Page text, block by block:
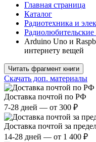
Главная страница
Каталог
Радиотехника и
Радиолюбительские
Arduino Uno и
интернету вещей
Читать фрагмент книги
Скачать доп. материалы
Доставка почтой по РФ
7-28 дней — от 300 ₽
Доставка почтой за
14-28 дней — от 1 400 ₽